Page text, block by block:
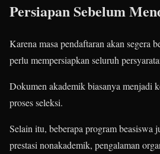
Persiapan Sebelum
Karena masa pendaftaran akan segera
perlu mempersiapkan seluruh
Dokumen akademik biasanya menjadi
proses seleksi.
Selain itu, beberapa program beasiswa
prestasi nonakademik, pengalaman